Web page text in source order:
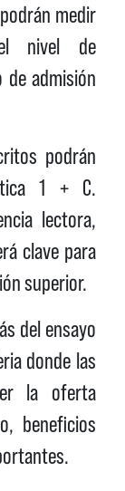
medir
nivel de
admisión
podrán
1 + C.
lectora,
clave para
superior.
del ensayo
donde las
la oferta
beneficios